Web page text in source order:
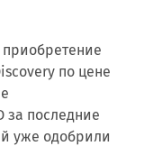
приобретение
по цене
за последние
уже одобрили